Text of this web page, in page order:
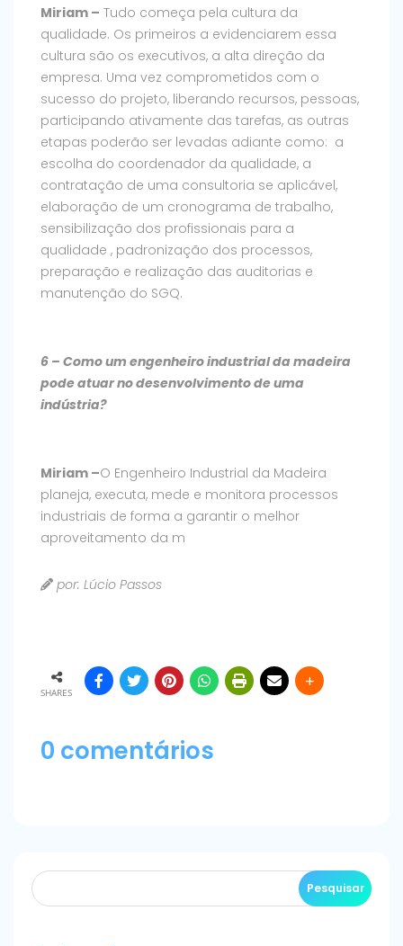
Miriam – Tudo começa pela cultura da
qualidade. Os primeiros a evidenciarem essa
cultura são os executivos, a alta direção da
empresa. Uma vez comprometidos com o
sucesso do projeto, liberando recursos, pessoas,
participando ativamente das tarefas, as outras
etapas poderão ser levadas adiante como: a
escolha do coordenador da qualidade, a
contratação de uma consultoria se aplicável,
elaboração de um cronograma de trabalho,
sensibilização dos profissionais para a
qualidade , padronização dos processos,
preparação e realização das auditorias e
manutenção do SGQ.
6 – Como um engenheiro industrial da madeira
pode atuar no desenvolvimento de uma
indústria?
Miriam –O Engenheiro Industrial da Madeira
planeja, executa, mede e monitora processos
industriais de forma a garantir o melhor
aproveitamento da m
por: Lúcio Passos
SHARES
0 comentários